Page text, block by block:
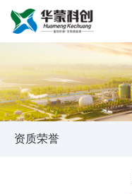
资质荣誉